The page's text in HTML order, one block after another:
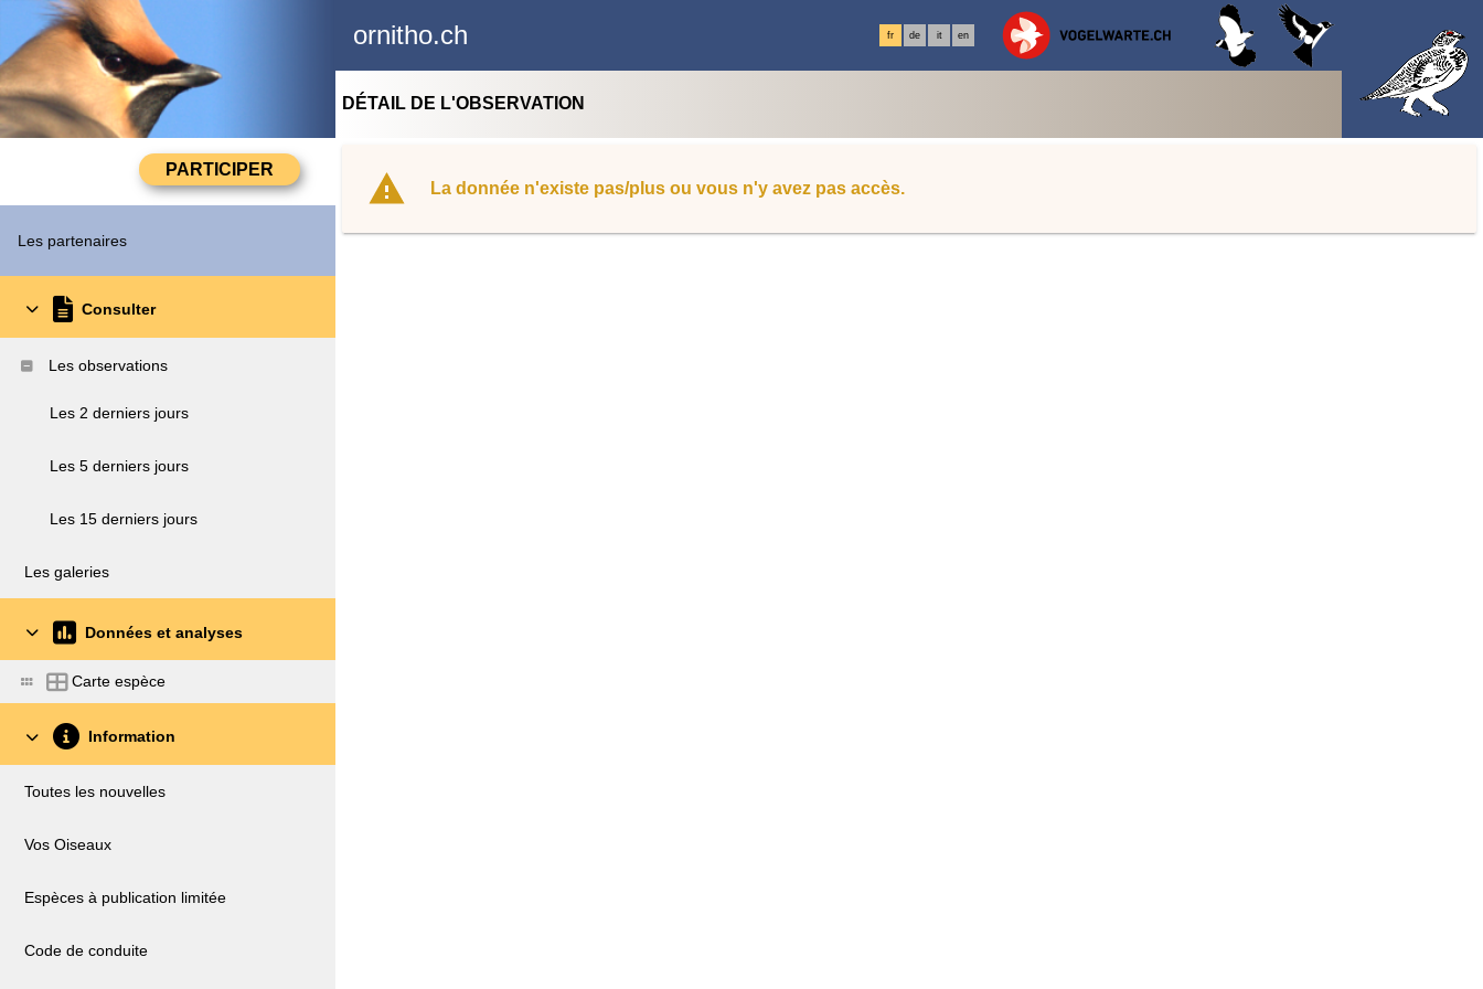
ornitho.ch fr de it en
Les partenaires
Consulter
Les observations
Les 2 derniers jours
Les 5 derniers jours
Les 15 derniers jours
Les galeries
Données et analyses
Carte espèce
Information
Toutes les nouvelles
Vos Oiseaux
Espèces à publication limitée
Code de conduite
DÉTAIL DE L'OBSERVATION
La donnée n'existe pas/plus ou vous n'y avez pas accès.